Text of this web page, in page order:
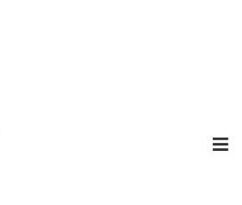
phân loại